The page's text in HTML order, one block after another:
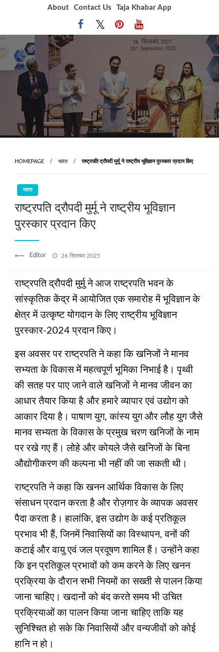
About Contact Us Taja Khabar App
HOMEPAGE भारत राष्ट्रपति द्रौपदी मुर्मू ने राष्ट्रीय भूविज्ञान पुरस्कार प्रदान किए
भारत
राष्ट्रपति द्रौपदी मुर्मू ने राष्ट्रीय भूविज्ञान
पुरस्कार प्रदान किए
Editor
Posted
26 सितम्बर 2025
राष्ट्रपति द्रौपदी मुर्मु ने आज राष्ट्रपति भवन के
सांस्कृतिक केंद्र में आयोजित एक समारोह में भूविज्ञान के
क्षेत्र में उत्कृष्ट योगदान के लिए राष्ट्रीय भूविज्ञान
पुरस्कार-2024 प्रदान किए।
इस अवसर पर राष्ट्रपति ने कहा कि खनिजों ने मानव
सभ्यता के विकास में महत्वपूर्ण भूमिका निभाई है। पृथ्वी
की सतह पर पाए जाने वाले खनिजों ने मानव जीवन का
आधार तैयार किया है और हमारे व्यापार एवं उद्योग को
आकार दिया है। पाषाण युग, कांस्य युग और लौह युग जैसे
मानव सभ्यता के विकास के प्रमुख चरण खनिजों के नाम
पर रखे गए हैं। लोहे और कोयले जैसे खनिजों के बिना
औद्योगीकरण की कल्पना भी नहीं की जा सकती थी।
राष्ट्रपति ने कहा कि खनन आर्थिक विकास के लिए
संसाधन प्रदान करता है और रोज़गार के व्यापक अवसर
पैदा करता है। हालांकि, इस उद्योग के कई प्रतिकूल
प्रभाव भी हैं, जिनमें निवासियों का विस्थापन, वनों की
कटाई और वायु एवं जल प्रदूषण शामिल हैं। उन्होंने कहा
कि इन प्रतिकूल प्रभावों को कम करने के लिए खनन
प्रक्रिया के दौरान सभी नियमों का सख्ती से पालन किया
जाना चाहिए। खदानों को बंद करते समय भी उचित
प्रक्रियाओं का पालन किया जाना चाहिए ताकि यह
सुनिश्चित हो सके कि निवासियों और वन्यजीवों को कोई
हानि न हो।